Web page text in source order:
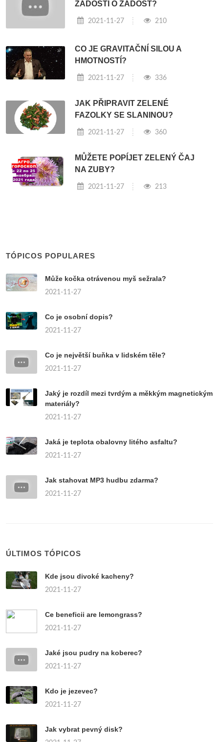
ŽÁDOSTI O ŽÁDOST?
2021-11-27 210
CO JE GRAVITAČNÍ SILOU A
HMOTNOSTÍ?
2021-11-27 336
JAK PŘIPRAVIT ZELENÉ
FAZOLKY SE SLANINOU?
2021-11-27 360
MŮŽETE POPÍJET ZELENÝ ČAJ
NA ZUBY?
2021-11-27 213
TÓPICOS POPULARES
Může kočka otrávenou myš sežrala?
2021-11-27
Co je osobní dopis?
2021-11-27
Co je největší buňka v lidském těle?
2021-11-27
Jaký je rozdíl mezi tvrdým a měkkým magnetickým
materiály?
2021-11-27
Jaká je teplota obalovny litého asfaltu?
2021-11-27
Jak stahovat MP3 hudbu zdarma?
2021-11-27
ÚLTIMOS TÓPICOS
Kde jsou divoké kacheny?
2021-11-27
Ce beneficii are lemongrass?
2021-11-27
Jaké jsou pudry na koberec?
2021-11-27
Kdo je jezevec?
2021-11-27
Jak vybrat pevný disk?